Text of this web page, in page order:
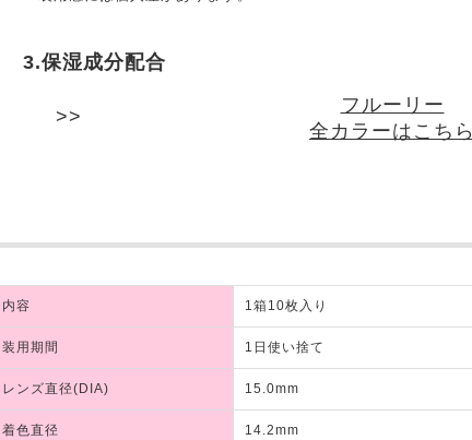
3.保湿成分配合
フルーリー
全カラーはこちら
内容 1箱10枚入り
装用期間 1日使い捨て
レンズ直径(DIA) 15.0mm
着色直径 14.2mm